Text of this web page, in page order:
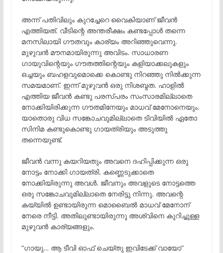
അന്ന് പതിവിലും കുറച്ചേറെ വൈകിയാണ് ജീവൻ
എത്തിയത്. വീടിന്റെ അന്തരീക്ഷം കണ്ടപ്പോൾ തന്നെ
മനസിലായി ഗൗതവും കാര്യം അറിഞ്ഞുവെന്നു.
മുഴുവൻ മൗനമായിരുന്നു അവിടം. സാധാരണ
ഗായുവിന്റെയും ഗൗതത്തിന്റെയും കളിയാക്കലുകളും
ഒച്ചയും ബഹളവുമൊക്കെ കൊണ്ടു നിറഞ്ഞു നിൽക്കുന്ന
സമയമാണ്. ഇന്ന് മുഴുവൻ ഒരു നിശബ്ദത. ഹാളിൽ
എത്തിയ ജീവൻ കണ്ടു പരസ്പരം സംസാരമില്ലാതെ
നോക്കിയിരിക്കുന്ന ഗൗതമിനേയും മാധവ് മേനോനെയും.
യാതൊരു വിധ സങ്കോചവുമില്ലാതെ ടിവിയിൽ ഏതോ
സിനിമ കണ്ടുകൊണ്ടു ഗായത്രിയും അടുത്തു
തന്നെയുണ്ട്.
ജീവൻ വന്നു കയറിയതും അവനെ ദഹിപ്പിക്കുന്ന ഒരു
നോട്ടം നോക്കി ഗായത്രി. കണ്ണെടുക്കാതെ
നോക്കിയിരുന്നു അവൾ. ജീവനും അവളുടെ നോട്ടത്തെ
ഒരു സങ്കോചവുമില്ലാതെ നേരിട്ടു നിന്നു. അവന്റെ
കയ്യിൽ ഉണ്ടായിരുന്ന മൊബൈൽ മാധവ് മേനോന്
നേരെ നീട്ടി. അതിലുണ്ടായിരുന്നു അശ്വിനെ കുറിച്ചുള്ള
മുഴുവൻ കാര്യങ്ങളും.
“ഗായു… ആ ടീവി ഓഫ് ചെയ്തു ഇവിടേക്ക് വായോ”